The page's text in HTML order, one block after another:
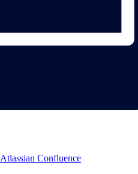
Atlassian Confluence